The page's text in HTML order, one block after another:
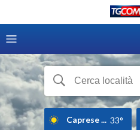
Caprese ... 33°